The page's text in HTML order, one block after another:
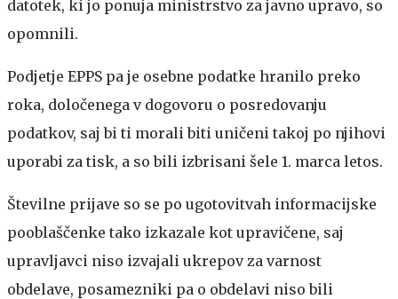
datotek, ki jo ponuja ministrstvo za javno upravo, so
opomnili.
Podjetje EPPS pa je osebne podatke hranilo preko
roka, določenega v dogovoru o posredovanju
podatkov, saj bi ti morali biti uničeni takoj po njihovi
uporabi za tisk, a so bili izbrisani šele 1. marca letos.
Številne prijave so se po ugotovitvah informacijske
pooblaščenke tako izkazale kot upravičene, saj
upravljavci niso izvajali ukrepov za varnost
obdelave, posamezniki pa o obdelavi niso bili